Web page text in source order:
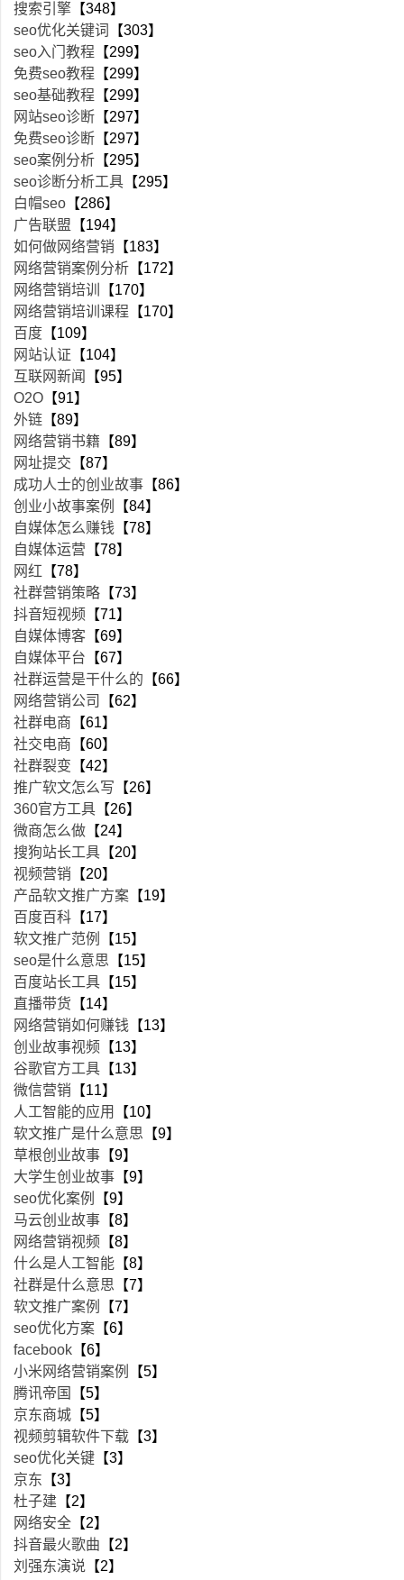
搜索引擎 【348】
seo优化关键词
【303】
seo入门教程 【299】
免费seo教程 【299】
seo基础教程 【299】
网站seo诊断 【297】
免费seo诊断 【297】
seo案例分析 【295】
seo诊断分析工具 【295】
白帽seo 【286】
广告联盟 【194】
如何做网络营销 【183】
网络营销案例分析 【172】
网络营销培训
【170】
网络营销培训课程 【170】
百度 【109】
网站认证 【104】
互联网新闻
【95】
O2O 【91】
外链 【89】
网络营销书籍 【89】
网址提交 【87】
成功人士的创业故事 【86】
创业小故事案例
【84】
自媒体怎么赚钱 【78】
自媒体运营 【78】
网红 【78】
社群营销策略 【73】
抖音短视频 【71】
自媒体博客 【69】
自媒体平台 【67】
社群运营是干什么的 【66】
网络营销公司
【62】
社群电商 【61】
社交电商 【60】
社群裂变 【42】
推广软文怎么写 【26】
360官方工具 【26】
微商怎么做 【24】
搜狗站长工具 【20】
视频营销 【20】
产品软文推广方案 【19】
百度百科 【17】
软文推广范例
【15】
seo是什么意思 【15】
百度站长工具 【15】
直播带货 【14】
网络营销如何赚钱 【13】
创业故事视频 【13】
谷歌官方工具 【13】
微信营销 【11】
人工智能的应用
【10】
软文推广是什么意思 【9】
草根创业故事 【9】
大学生创业故事 【9】
seo优化案例
【9】
马云创业故事 【8】
网络营销视频 【8】
什么是人工智能 【8】
社群是什么意思 【7】
软文推广案例
【7】
seo优化方案 【6】
facebook 【6】
小米网络营销案例
【5】
腾讯帝国
【5】
京东商城 【5】
视频剪辑软件下载 【3】
seo优化关键 【3】
京东 【3】
杜子建 【2】
网络安全 【2】
抖音最火歌曲 【2】
刘强东演说 【2】